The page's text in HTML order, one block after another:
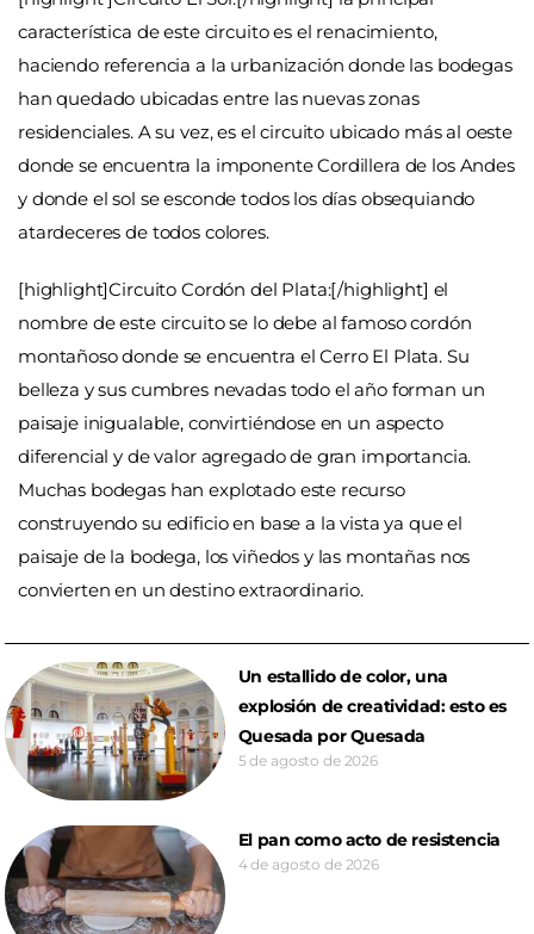
característica de este circuito es el renacimiento,
haciendo referencia a la urbanización donde las bodegas
han quedado ubicadas entre las nuevas zonas
residenciales. A su vez, es el circuito ubicado más al oeste
donde se encuentra la imponente Cordillera de los Andes
y donde el sol se esconde todos los días obsequiando
atardeceres de todos colores.
[highlight]Circuito Cordón del Plata:[/highlight] el
nombre de este circuito se lo debe al famoso cordón
montañoso donde se encuentra el Cerro El Plata. Su
belleza y sus cumbres nevadas todo el año forman un
paisaje inigualable, convirtiéndose en un aspecto
diferencial y de valor agregado de gran importancia.
Muchas bodegas han explotado este recurso
construyendo su edificio en base a la vista ya que el
paisaje de la bodega, los viñedos y las montañas nos
convierten en un destino extraordinario.
Un estallido de color, una
explosión de creatividad: esto es
Quesada por Quesada
5 de agosto de 2026
El pan como acto de resistencia
4 de agosto de 2026